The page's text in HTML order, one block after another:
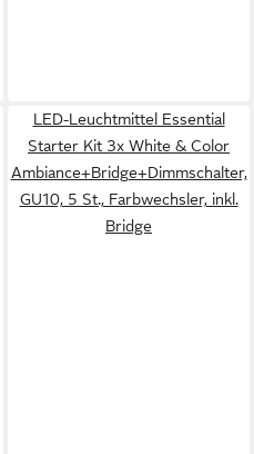
LED-Leuchtmittel Essential
Starter Kit 3x White & Color
Ambiance+Bridge+Dimmschalter,
GU10, 5 St., Farbwechsler, inkl.
Bridge